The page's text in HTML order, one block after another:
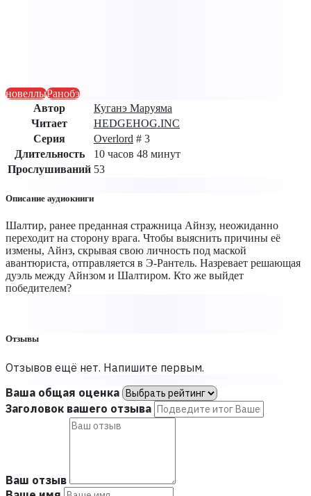
новеллыРанобэ
Автор
Куганэ Маруяма
Читает
HEDGEHOG.INC
Серия
Overlord # 3
Длительность
10 часов 48 минут
Прослушиваний 53
Описание аудиокниги
Шалтир, ранее преданная стражница Айнзу, неожиданно
переходит на сторону врага. Чтобы выяснить причины её
измены, Айнз, скрывая свою личность под маской
авантюриста, отправляется в Э-Рантель. Назревает решающая
дуэль между Айнзом и Шалтиром. Кто же выйдет
победителем?
Отзывы
Отзывов ещё нет. Напишите первым.
Ваша общая оценка
Заголовок вашего отзыва
Ваш отзыв